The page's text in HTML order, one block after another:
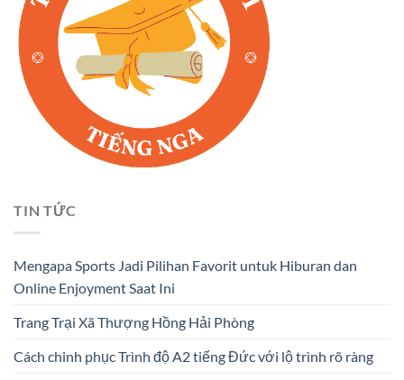
TIN TỨC
Mengapa Sports Jadi Pilihan Favorit untuk Hiburan dan
Online Enjoyment Saat Ini
Trang Trại Xã Thượng Hồng Hải Phòng
Cách chinh phục Trình độ A2 tiếng Đức với lộ trình rõ ràng